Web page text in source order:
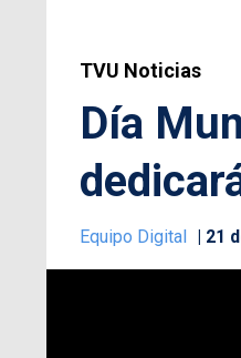
TVU Noticias
Día
Equipo Digital 21